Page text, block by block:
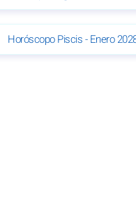
Horóscopo Piscis - Enero